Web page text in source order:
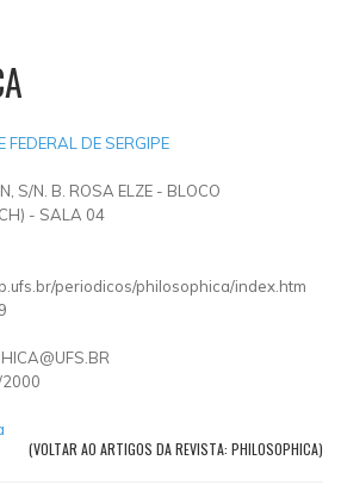
FEDERAL DE SERGIPE
S/N. B. ROSA ELZE - BLOCO
- SALA 04
periodicos/philosophica/index.htm
(VOLTAR AO ARTIGOS DA REVISTA: PHILOSOPHICA)